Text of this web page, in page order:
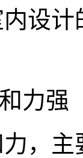
设计
力强
，